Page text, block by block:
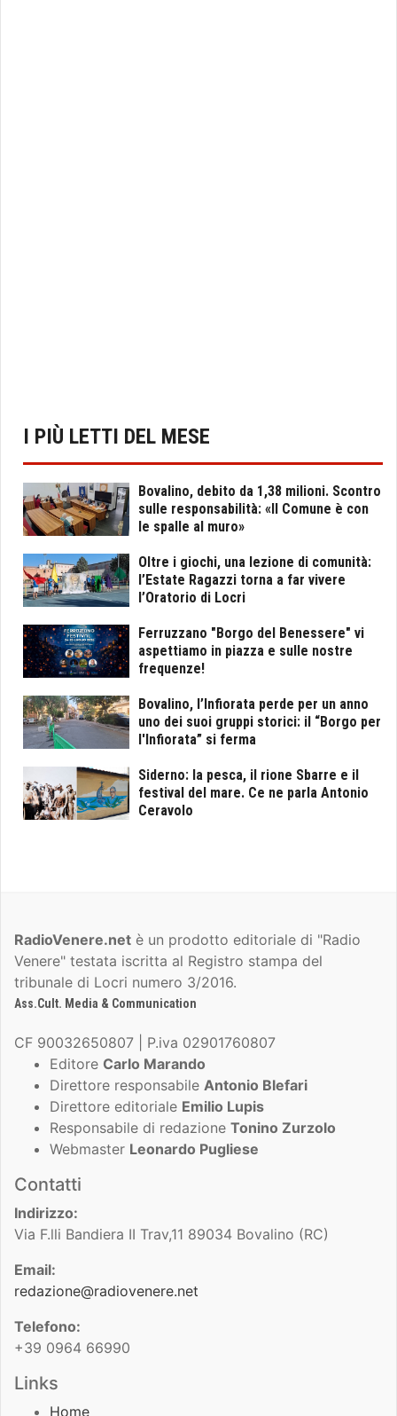
I PIÙ LETTI DEL MESE
Bovalino, debito da 1,38 milioni. Scontro
sulle responsabilità: «Il Comune è con
le spalle al muro»
Oltre i giochi, una lezione di comunità:
l’Estate Ragazzi torna a far vivere
l’Oratorio di Locri
Ferruzzano "Borgo del Benessere" vi
aspettiamo in piazza e sulle nostre
frequenze!
Bovalino, l’Infiorata perde per un anno
uno dei suoi gruppi storici: il “Borgo per
l'Infiorata” si ferma
Siderno: la pesca, il rione Sbarre e il
festival del mare. Ce ne parla Antonio
Ceravolo
RadioVenere.net è un prodotto editoriale di "Radio
Venere" testata iscritta al Registro stampa del
tribunale di Locri numero 3/2016.
Ass.Cult. Media & Communication
CF 90032650807 | P.iva 02901760807
Editore Carlo Marando
Direttore responsabile Antonio Blefari
Direttore editoriale Emilio Lupis
Responsabile di redazione Tonino Zurzolo
Webmaster Leonardo Pugliese
Contatti
Indirizzo:
Via F.lli Bandiera II Trav,11 89034 Bovalino (RC)
Email:
redazione@radiovenere.net
Telefono:
+39 0964 66990
Links
Home